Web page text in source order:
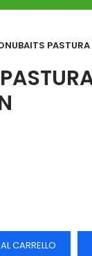
CARRELLO